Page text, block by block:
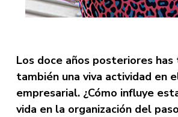
Los doce años posteriores has
también una viva actividad en
empresarial. ¿Cómo influye
vida en la organización del